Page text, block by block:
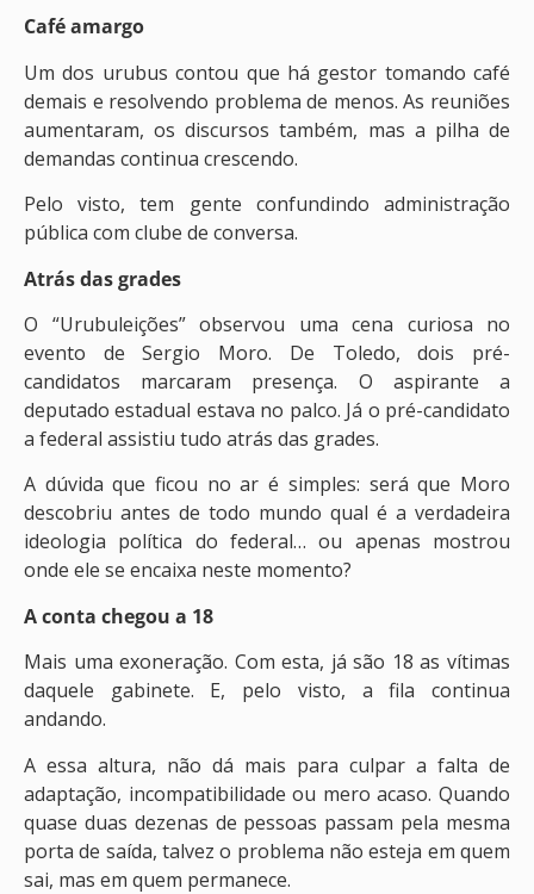
Café amargo
Um dos urubus contou que há gestor tomando café
demais e resolvendo problema de menos. As reuniões
aumentaram, os discursos também, mas a pilha de
demandas continua crescendo.
Pelo visto, tem gente confundindo administração
pública com clube de conversa.
Atrás das grades
O “Urubuleições” observou uma cena curiosa no
evento de Sergio Moro. De Toledo, dois pré-
candidatos marcaram presença. O aspirante a
deputado estadual estava no palco. Já o pré-candidato
a federal assistiu tudo atrás das grades.
A dúvida que ficou no ar é simples: será que Moro
descobriu antes de todo mundo qual é a verdadeira
ideologia política do federal… ou apenas mostrou
onde ele se encaixa neste momento?
A conta chegou a 18
Mais uma exoneração. Com esta, já são 18 as vítimas
daquele gabinete. E, pelo visto, a fila continua
andando.
A essa altura, não dá mais para culpar a falta de
adaptação, incompatibilidade ou mero acaso. Quando
quase duas dezenas de pessoas passam pela mesma
porta de saída, talvez o problema não esteja em quem
sai, mas em quem permanece.